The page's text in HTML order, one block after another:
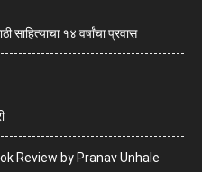
१४ वर्षांचा प्रवास
Review by Pranav Unhale